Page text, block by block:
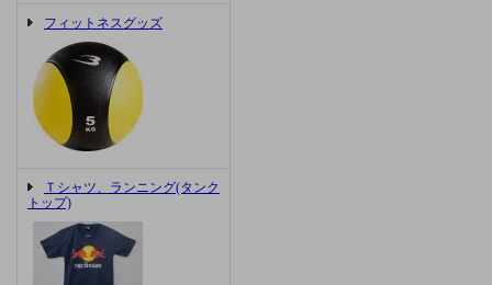
フィットネスグッズ
Ｔシャツ、ランニング(タンク
トップ)